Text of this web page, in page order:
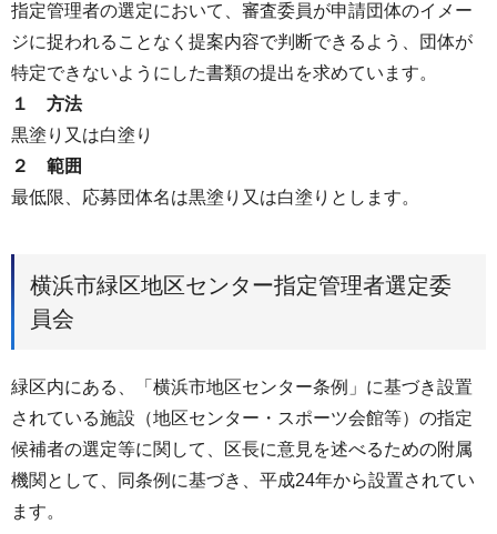
指定管理者の選定において、審査委員が申請団体のイメー
ジに捉われることなく提案内容で判断できるよう、団体が
特定できないようにした書類の提出を求めています。
１ 方法
黒塗り又は白塗り
２ 範囲
最低限、応募団体名は黒塗り又は白塗りとします。
横浜市緑区地区センター指定管理者選定委
員会
緑区内にある、「横浜市地区センター条例」に基づき設置
されている施設（地区センター・スポーツ会館等）の指定
候補者の選定等に関して、区長に意見を述べるための附属
機関として、同条例に基づき、平成24年から設置されてい
ます。